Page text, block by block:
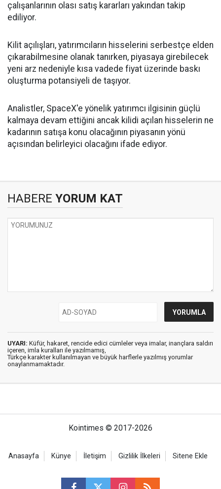
çalışanlarının olası satış kararları yakından takip
ediliyor.
Kilit açılışları, yatırımcıların hisselerini serbestçe elden
çıkarabilmesine olanak tanırken, piyasaya girebilecek
yeni arz nedeniyle kısa vadede fiyat üzerinde baskı
oluşturma potansiyeli de taşıyor.
Analistler, SpaceX'e yönelik yatırımcı ilgisinin güçlü
kalmaya devam ettiğini ancak kilidi açılan hisselerin ne
kadarının satışa konu olacağının piyasanın yönü
açısından belirleyici olacağını ifade ediyor.
HABERE YORUM KAT
UYARI: Küfür, hakaret, rencide edici cümleler veya imalar, inançlara saldırı
içeren, imla kuralları ile yazılmamış,
Türkçe karakter kullanılmayan ve büyük harflerle yazılmış yorumlar
onaylanmamaktadır.
Kointimes © 2017-2026
Anasayfa Künye İletişim Gizlilik İlkeleri Sitene Ekle